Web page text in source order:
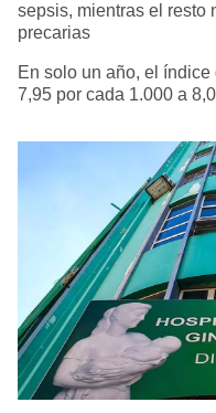
sepsis, mientras el resto
precarias
En solo un año, el
7,95 por cada 1.000 a